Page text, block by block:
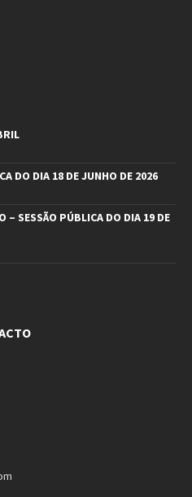
DO DIA 18 DE JUNHO DE 2026
– SESSÃO PÚBLICA DO DIA 19 DE